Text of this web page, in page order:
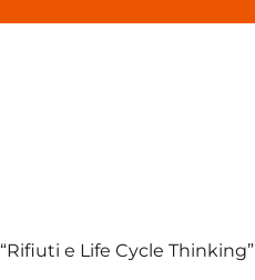
“Rifiuti e Life Cycle Thinking”